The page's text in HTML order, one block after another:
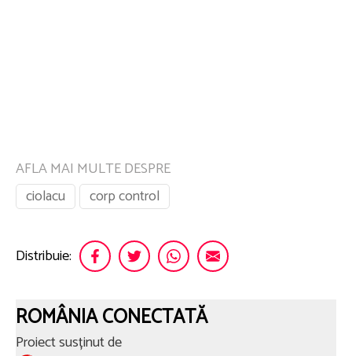
AFLA MAI MULTE DESPRE
ciolacu
corp control
Distribuie:
ROMÂNIA CONECTATĂ
Proiect susținut de